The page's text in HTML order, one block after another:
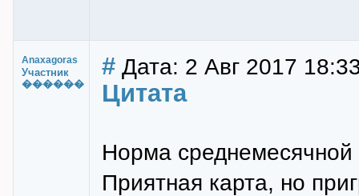
Anaxagoras
Участник
������
# Дата: 2 Авг 2017
Цитата
Норма среднемесячной
Приятная карта, но